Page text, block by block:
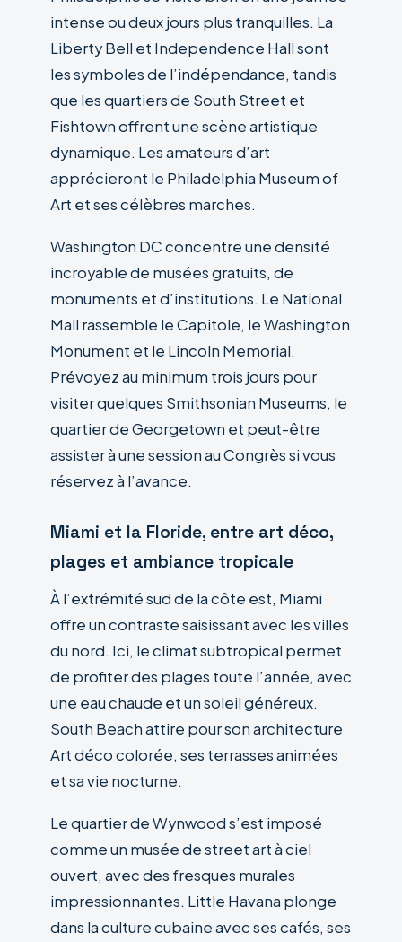
intense ou deux jours plus tranquilles. La
Liberty Bell et Independence Hall sont
les symboles de l’indépendance, tandis
que les quartiers de South Street et
Fishtown offrent une scène artistique
dynamique. Les amateurs d’art
apprécieront le Philadelphia Museum of
Art et ses célèbres marches.
Washington DC concentre une densité
incroyable de musées gratuits, de
monuments et d’institutions. Le National
Mall rassemble le Capitole, le Washington
Monument et le Lincoln Memorial.
Prévoyez au minimum trois jours pour
visiter quelques Smithsonian Museums, le
quartier de Georgetown et peut-être
assister à une session au Congrès si vous
réservez à l’avance.
Miami et la Floride, entre art déco,
plages et ambiance tropicale
À l’extrémité sud de la côte est, Miami
offre un contraste saisissant avec les villes
du nord. Ici, le climat subtropical permet
de profiter des plages toute l’année, avec
une eau chaude et un soleil généreux.
South Beach attire pour son architecture
Art déco colorée, ses terrasses animées
et sa vie nocturne.
Le quartier de Wynwood s’est imposé
comme un musée de street art à ciel
ouvert, avec des fresques murales
impressionnantes. Little Havana plonge
dans la culture cubaine avec ses cafés, ses